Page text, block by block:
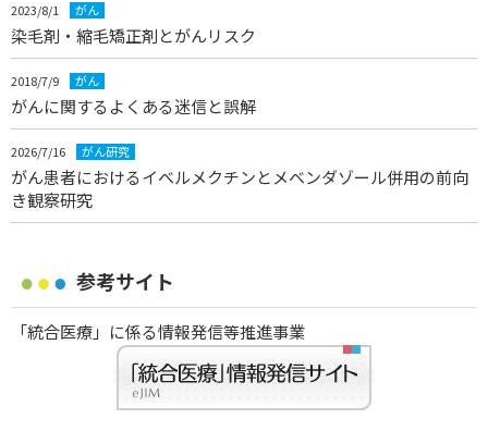
2023/8/1 がん
染毛剤・縮毛矯正剤とがんリスク
2018/7/9 がん
がんに関するよくある迷信と誤解
2026/7/16 がん研究
がん患者におけるイベルメクチンとメベンダゾール併用の前向
き観察研究
参考サイト
「統合医療」に係る情報発信等推進事業